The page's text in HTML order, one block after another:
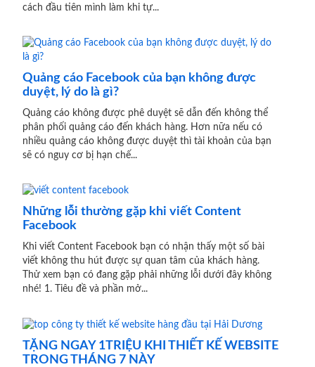
cách đầu tiên mình làm khi tự...
Quảng cáo Facebook của bạn không được
duyệt, lý do là gì?
Quảng cáo không được phê duyệt sẽ dẫn đến không thể
phân phối quảng cáo đến khách hàng. Hơn nữa nếu có
nhiều quảng cáo không được duyệt thì tài khoản của bạn
sẽ có nguy cơ bị hạn chế...
Những lỗi thường gặp khi viết Content
Facebook
Khi viết Content Facebook bạn có nhận thấy một số bài
viết không thu hút được sự quan tâm của khách hàng.
Thử xem bạn có đang gặp phải những lỗi dưới đây không
nhé! 1. Tiêu đề và phần mở...
TẶNG NGAY 1TRIỆU KHI THIẾT KẾ WEBSITE
TRONG THÁNG 7 NÀY